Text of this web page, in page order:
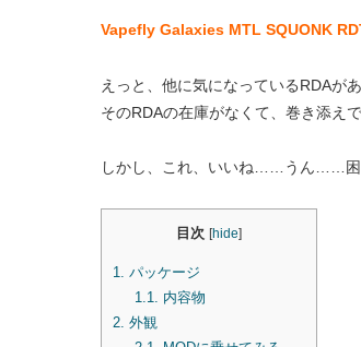
Vapefly Galaxies MTL SQUONK
えっと、他に気になっているRDAが
そのRDAの在庫がなくて、巻き添え
しかし、これ、いいね……うん……
目次 [hide]
1. パッケージ
1.1. 内容物
2. 外観